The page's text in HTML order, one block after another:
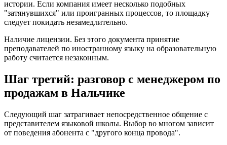
истории. Если компания имеет несколько подобных
"затянувшихся" или проигранных процессов, то площадку
следует покидать незамедлительно.
Наличие лицензии. Без этого документа принятие
преподавателей по иностранному языку на образовательную
работу считается незаконным.
Шаг третий: разговор с менеджером по
продажам в Нальчике
Следующий шаг затрагивает непосредственное общение с
представителем языковой школы. Выбор во многом зависит
от поведения абонента с "другого конца провода".